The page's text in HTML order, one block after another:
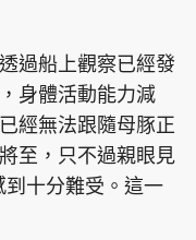
過船上觀察已經發
身體活動能力減
經無法跟隨母豚正
至，只不過親眼見
十分難受。這一